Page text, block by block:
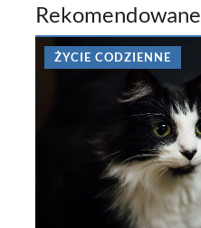
Rekomendowane
ŻYCIE CODZIENNE